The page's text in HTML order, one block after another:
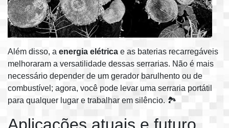
Além disso, a energia elétrica e as baterias recarregáveis
melhoraram a versatilidade dessas serrarias. Não é mais
necessário depender de um gerador barulhento ou de
combustível; agora, você pode levar uma serraria portátil
para qualquer lugar e trabalhar em silêncio. 🏞️
Aplicações atuais e futuro